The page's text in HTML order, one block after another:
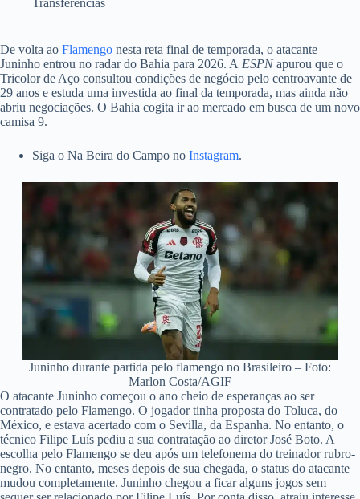
Transferências
De volta ao Flamengo nesta reta final de temporada, o atacante
Juninho entrou no radar do Bahia para 2026. A ESPNapurou que o
Tricolor de Aço consultou condições de negócio pelo centroavante de
29 anos e estuda uma investida ao final da temporada, mas ainda não
abriu negociações. O Bahia cogita ir ao mercado em busca de um novo
camisa 9.
Siga o Na Beira do Campo no Instagram.
Juninho durante partida pelo flamengo no Brasileiro – Foto:
Marlon Costa/AGIF
O atacante Juninho começou o ano cheio de esperanças ao ser
contratado pelo Flamengo. O jogador tinha proposta do Toluca, do
México, e estava acertado com o Sevilla, da Espanha. No entanto, o
técnico Filipe Luís pediu a sua contratação ao diretor José Boto. A
escolha pelo Flamengo se deu após um telefonema do treinador rubro-
negro. No entanto, meses depois de sua chegada, o status do atacante
mudou completamente. Juninho chegou a ficar alguns jogos sem